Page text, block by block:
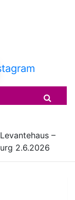
–
2.6.2026